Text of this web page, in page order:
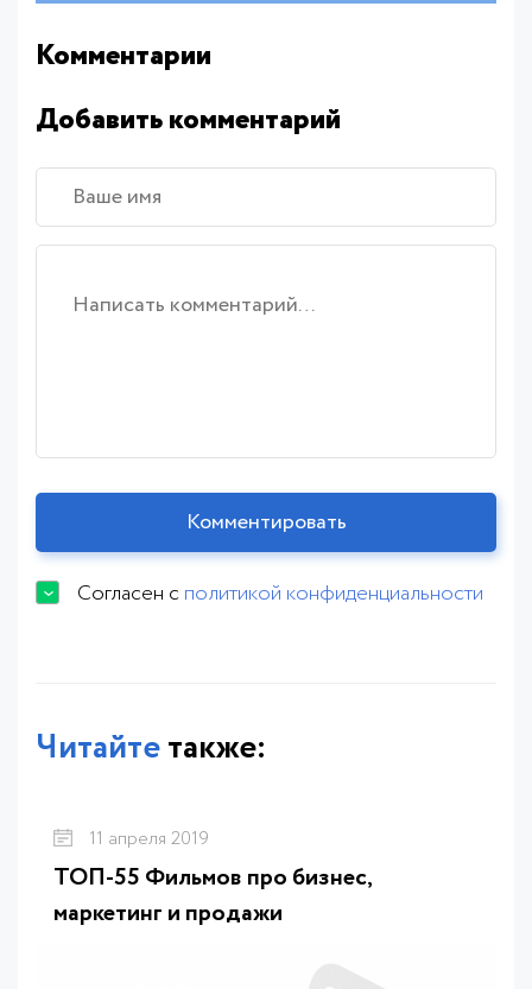
Комментарии
Добавить комментарий
Согласен сполитикой конфиденциальности
Читайтетакже:
11 апреля 2019
ТОП-55 Фильмов про бизнес,
маркетинг и продажи